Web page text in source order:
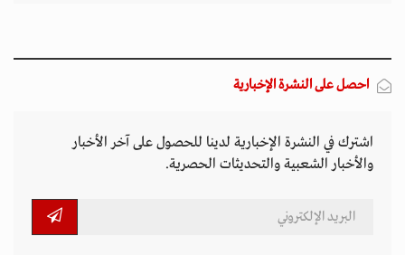
احصل على النشرة الإخبارية
اشترك في النشرة الإخبارية لدينا للحصول على آخر الأخبار
والأخبار الشعبية والتحديثات الحصرية.